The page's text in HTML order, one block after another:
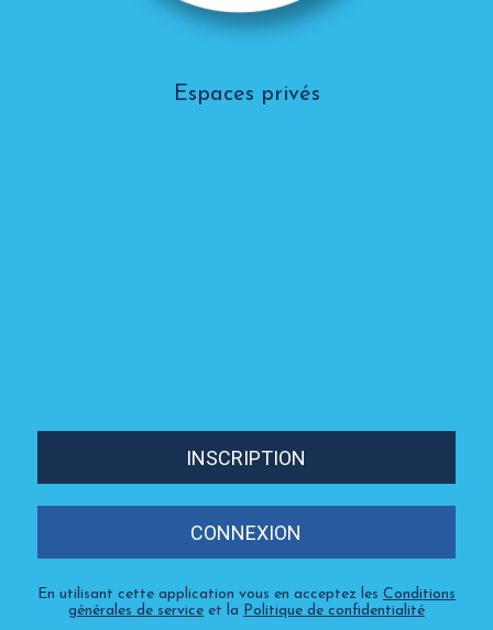
Espaces privés
INSCRIPTION
CONNEXION
En utilisant cette application vous en acceptez les Conditions
générales de service et la Politique de confidentialité